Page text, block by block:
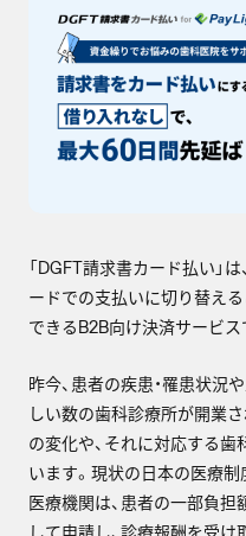
「DGFT請求書カード払い」
ードでの支払いに切り替え
できるB2B向け決済サービス
昨今、患者の疾患・罹患状況
しい数の歯科診療所が開業
の変化や、それに対応する歯
います。現状の日本の医療
医療機関は、患者の一部負
して申請し、診療報酬を受